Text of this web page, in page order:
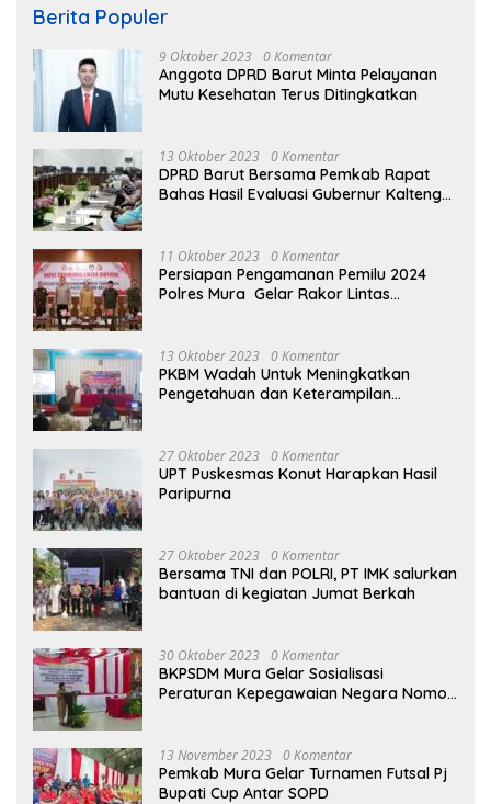
Berita Populer
9 Oktober 2023 0 Komentar
Anggota DPRD Barut Minta Pelayanan
Mutu Kesehatan Terus Ditingkatkan
13 Oktober 2023 0 Komentar
DPRD Barut Bersama Pemkab Rapat
Bahas Hasil Evaluasi Gubernur Kalteng
11 Oktober 2023 0 Komentar
Persiapan Pengamanan Pemilu 2024
Polres Mura Gelar Rakor Lintas
13 Oktober 2023 0 Komentar
PKBM Wadah Untuk Meningkatkan
Pengetahuan dan Keterampilan
27 Oktober 2023 0 Komentar
UPT Puskesmas Konut Harapkan Hasil
Paripurna
27 Oktober 2023 0 Komentar
Bersama TNI dan POLRI, PT IMK salurkan
bantuan di kegiatan Jumat Berkah
30 Oktober 2023 0 Komentar
BKPSDM Mura Gelar Sosialisasi
Peraturan Kepegawaian Negara Nomor
13 November 2023 0 Komentar
Pemkab Mura Gelar Turnamen Futsal Pj
Bupati Cup Antar SOPD